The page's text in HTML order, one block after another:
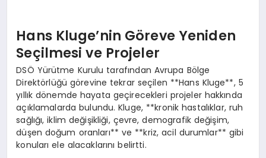
Hans Kluge’nin Göreve Yeniden
Seçilmesi ve Projeler
DSÖ Yürütme Kurulu tarafından Avrupa Bölge
Direktörlüğü görevine tekrar seçilen **Hans Kluge**, 5
yıllık dönemde hayata geçirecekleri projeler hakkında
açıklamalarda bulundu. Kluge, **kronik hastalıklar, ruh
sağlığı, iklim değişikliği, çevre, demografik değişim,
düşen doğum oranları** ve **kriz, acil durumlar** gibi
konuları ele alacaklarını belirtti.